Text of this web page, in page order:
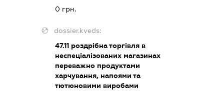
0 грн.
dossier.kveds:
47.11роздрібна торгівля в
неспеціалізованих магазинах
переважно продуктами
харчування, напоями та
тютюновими виробами